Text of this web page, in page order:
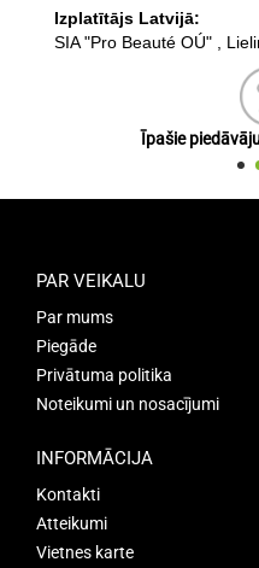
Izplatītājs Latvijā:
SIA "Pro Beauté OÚ" ,
Īpašie
PAR VEIKALU
Par mums
Piegāde
Privātuma politika
Noteikumi un nosacījumi
INFORMĀCIJA
Kontakti
Atteikumi
Vietnes karte